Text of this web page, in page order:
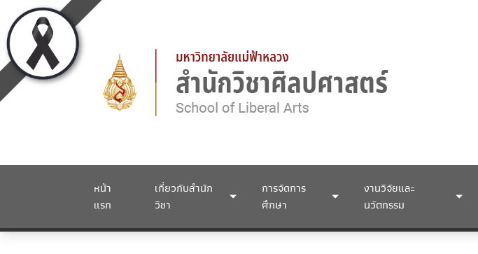
หน้า
แรก
เกี่ยวกับสำนัก
วิชา
การจัดการ
ศึกษา
งานวิจัยและ
นวัตกรรม